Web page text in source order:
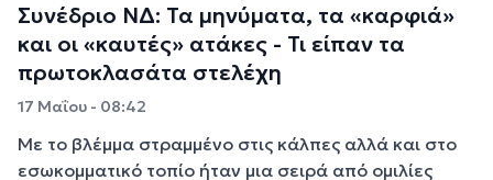
Συνέδριο ΝΔ: Τα μηνύματα, τα «καρφιά»
και οι «καυτές» ατάκες - Τι είπαν τα
πρωτοκλασάτα στελέχη
17 Μαΐου - 08:42
Με το βλέμμα στραμμένο στις κάλπες αλλά και στο
εσωκομματικό τοπίο ήταν μια σειρά από ομιλίες